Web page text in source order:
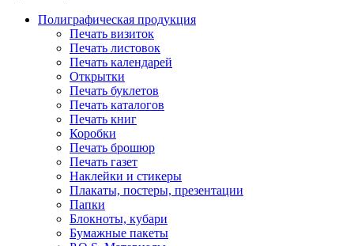
Полиграфическая продукция
Печать визиток
Печать листовок
Печать календарей
Открытки
Печать буклетов
Печать каталогов
Печать книг
Коробки
Печать брошюр
Печать газет
Наклейки и стикеры
Плакаты, постеры, презентации
Папки
Блокноты, кубари
Бумажные пакеты